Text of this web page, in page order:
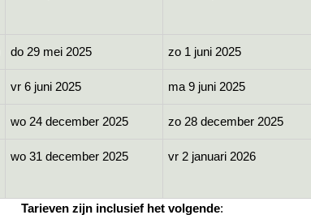
do 29 mei 2025 zo 1 juni 2025
vr 6 juni 2025 ma 9 juni 2025
wo 24 december 2025 zo 28 december 2025
wo 31 december 2025 vr 2 januari 2026
Tarieven zijn inclusief het volgende: